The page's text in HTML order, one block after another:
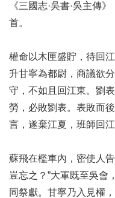
《三國志·吳書·吳主傳
首。
權命以木匣盛貯，待回
升甘寧為都尉，商議欲
守，不如且回江東。劉
勞，必敗劉表。表敗而
言，遂棄江夏，班師回江
蘇飛在檻車內，密使人
豈忘之？”大軍既至吳會
同祭獻。甘寧乃入見權